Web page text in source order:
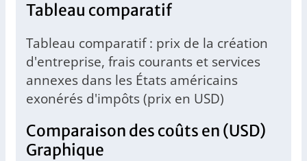
Tableau comparatif
Tableau comparatif : prix de la création
d'entreprise, frais courants et services
annexes dans les États américains
exonérés d'impôts (prix en USD)
Comparaison des coûts en (USD)
Graphique